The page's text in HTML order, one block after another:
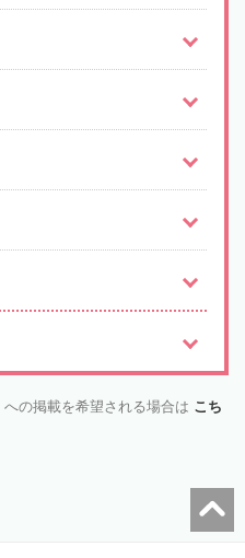
への掲載を希望される場合は こち